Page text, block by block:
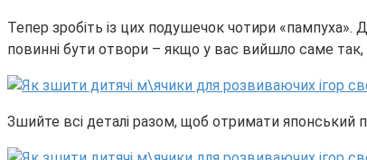
Тепер зробіть із цих подушечок чотири
повинні бути отвори – якщо у вас вийшло саме
Зшийте всі деталі разом, щоб отримати японський